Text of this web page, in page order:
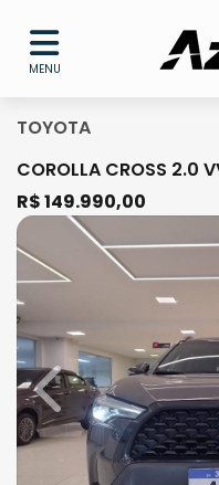
MENU
TOYOTA
COROLLA CROSS 2.0
R$ 149.990,00
Previous